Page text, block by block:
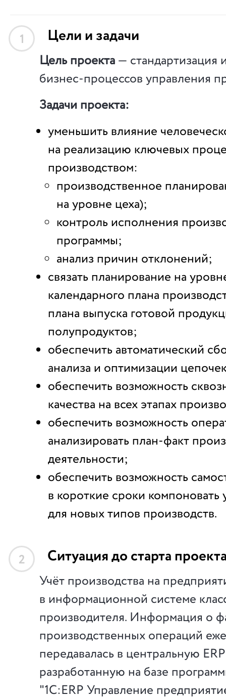
1 Цели и задачи
Цель проекта— стандартизация
бизнес-процессов управления
Задачи проекта:
уменьшить влияние
на реализацию ключевых
производством:
производственное
на уровне цеха);
контроль исполнения
программы;
анализ причин отклонений;
связать планирование на
календарного плана
плана выпуска готовой
полупродуктов;
обеспечить автоматический
анализа и оптимизации
обеспечить возможность
качества на всех этапах
обеспечить возможность
анализировать план-факт
деятельности;
обеспечить возможноcть
в короткие сроки
для новых типов производств.
2 Ситуация до старта
Учёт производства на
в информационной системе
производителя. Информация о
производственных операций
передавалась в центральную
разработанную на базе
"1С:ERP Управление